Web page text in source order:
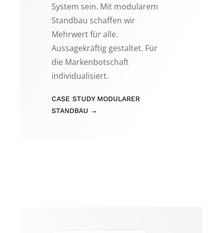
System sein. Mit modularem
Standbau schaffen wir
Mehrwert für alle.
Aussagekräftig gestaltet. Für
die Markenbotschaft
individualisiert.
CASE STUDY MODULARER
STANDBAU →